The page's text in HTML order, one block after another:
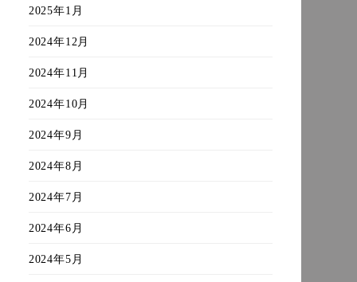
2025年1月
2024年12月
2024年11月
2024年10月
2024年9月
2024年8月
2024年7月
2024年6月
2024年5月